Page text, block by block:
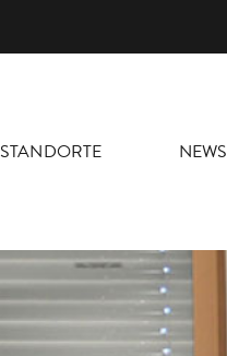
STANDORTE NEWS